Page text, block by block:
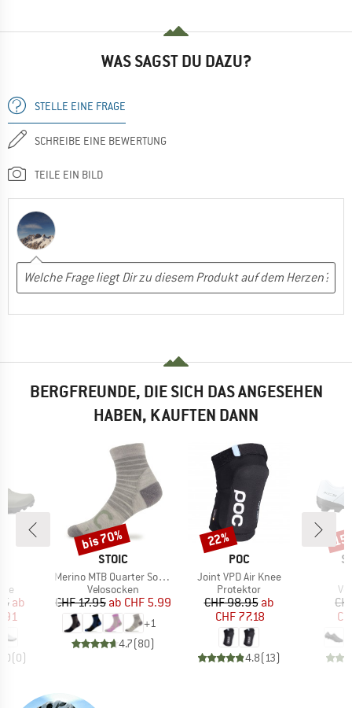
WAS SAGST DU DAZU?
STELLE EINE FRAGE
SCHREIBE EINE BEWERTUNG
TEILE EIN BILD
BERGFREUNDE, DIE SICH DAS ANGESEHEN
HABEN, KAUFTEN DANN
Preis
ab
(0)
MARKE
STOIC
Artikel
Merino MTB Quarter Socks
Produktgruppe
Velosocken
Preis
CHF 17.95 reduzierter Preis
ab CHF 5.99
+1
4.7(80)
Rabatt
bis 70%
MARKE
POC
Artikel
Joint VPD Air Knee
Produktgruppe
Protektor
Preis
CHF 98.95reduzierter Preis
ab
CHF 77.18
4.8(13)
Rabatt
22%